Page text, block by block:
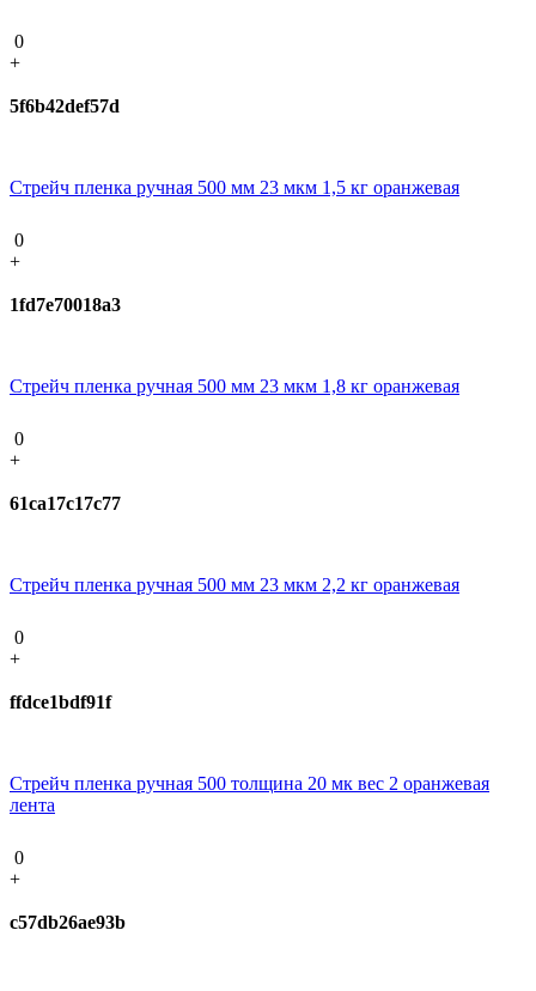
0
+
5f6b42def57d
Стрейч пленка ручная 500 мм 23 мкм 1,5 кг оранжевая
0
+
1fd7e70018a3
Стрейч пленка ручная 500 мм 23 мкм 1,8 кг оранжевая
0
+
61ca17c17c77
Стрейч пленка ручная 500 мм 23 мкм 2,2 кг оранжевая
0
+
ffdce1bdf91f
Стрейч пленка ручная 500 толщина 20 мк вес 2 оранжевая
лента
0
+
c57db26ae93b